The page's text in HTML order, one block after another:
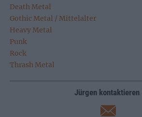
Death Metal
Gothic Metal / Mittelalter
Heavy Metal
Punk
Rock
Thrash Metal
Jürgen kontaktieren